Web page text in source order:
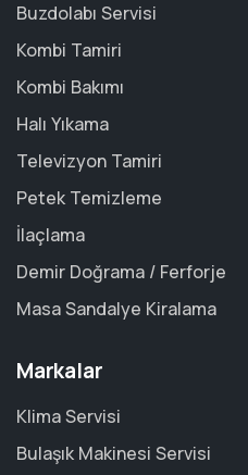
Buzdolabı Servisi
Kombi Tamiri
Kombi Bakımı
Halı Yıkama
Televizyon Tamiri
Petek Temizleme
İlaçlama
Demir Doğrama / Ferforje
Masa Sandalye Kiralama
Markalar
Klima Servisi
Bulaşık Makinesi Servisi